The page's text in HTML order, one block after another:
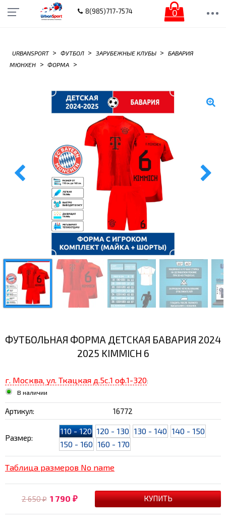
8(985)717-7574 0
URBANSPORT > ФУТБОЛ > ЗАРУБЕЖНЫЕ КЛУБЫ >
БАВАРИЯ
МЮНХЕН
> ФОРМА >
ФУТБОЛЬНАЯ ФОРМА ДЕТСКАЯ БАВАРИЯ 2024
2025 KIMMICH 6
г. Москва, ул. Ткацкая д.5с.1 оф.1-320:
В наличии
Артикул: 16772
Размер:
110 - 120 120 - 130 130 - 140 140 - 150
150 - 160 160 - 170
Таблица размеров No name
2 650₽ 1 790 ₽